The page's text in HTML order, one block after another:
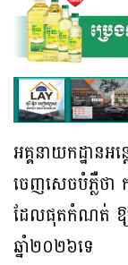
អគ្គនាយកដ្ឋានអ
ចេញសេចបំភ្លឺថា
ដែលផុតកំណត់ ឱ្
ឆ្នាំ២០២៦ទេ